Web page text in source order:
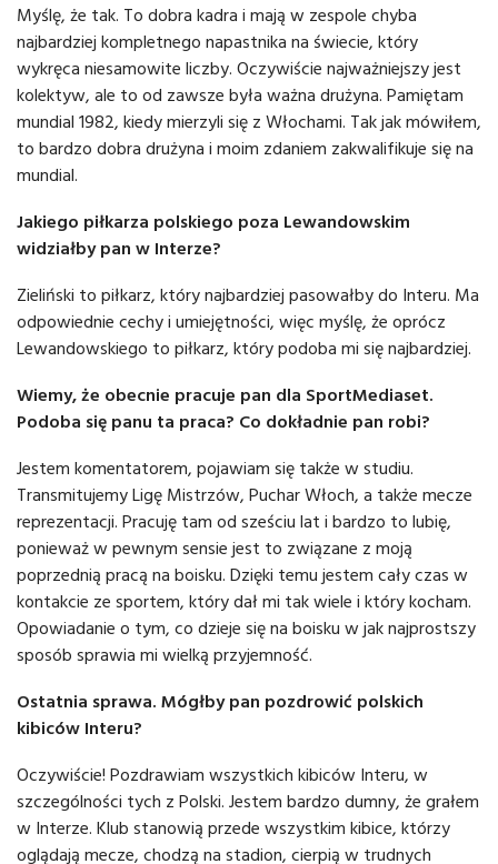
Myślę, że tak. To dobra kadra i mają w zespole chyba
najbardziej kompletnego napastnika na świecie, który
wykręca niesamowite liczby. Oczywiście najważniejszy jest
kolektyw, ale to od zawsze była ważna drużyna. Pamiętam
mundial 1982, kiedy mierzyli się z Włochami. Tak jak mówiłem,
to bardzo dobra drużyna i moim zdaniem zakwalifikuje się na
mundial.
Jakiego piłkarza polskiego poza Lewandowskim
widziałby pan w Interze?
Zieliński to piłkarz, który najbardziej pasowałby do Interu. Ma
odpowiednie cechy i umiejętności, więc myślę, że oprócz
Lewandowskiego to piłkarz, który podoba mi się najbardziej.
Wiemy, że obecnie pracuje pan dla SportMediaset.
Podoba się panu ta praca? Co dokładnie pan robi?
Jestem komentatorem, pojawiam się także w studiu.
Transmitujemy Ligę Mistrzów, Puchar Włoch, a także mecze
reprezentacji. Pracuję tam od sześciu lat i bardzo to lubię,
ponieważ w pewnym sensie jest to związane z moją
poprzednią pracą na boisku. Dzięki temu jestem cały czas w
kontakcie ze sportem, który dał mi tak wiele i który kocham.
Opowiadanie o tym, co dzieje się na boisku w jak najprostszy
sposób sprawia mi wielką przyjemność.
Ostatnia sprawa. Mógłby pan pozdrowić polskich
kibiców Interu?
Oczywiście! Pozdrawiam wszystkich kibiców Interu, w
szczególności tych z Polski. Jestem bardzo dumny, że grałem
w Interze. Klub stanowią przede wszystkim kibice, którzy
oglądają mecze, chodzą na stadion, cierpią w trudnych